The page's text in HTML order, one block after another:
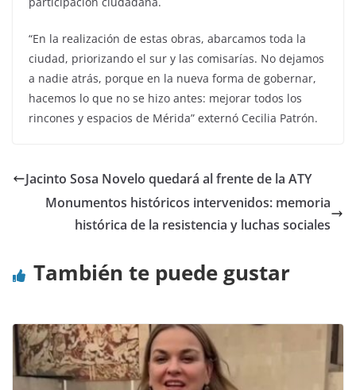
“En la realización de estas obras, abarcamos toda la
ciudad, priorizando el sur y las comisarías. No dejamos
a nadie atrás, porque en la nueva forma de gobernar,
hacemos lo que no se hizo antes: mejorar todos los
rincones y espacios de Mérida” externó Cecilia Patrón.
Jacinto Sosa Novelo quedará al frente de la ATY
Monumentos históricos intervenidos: memoria
histórica de la resistencia y luchas sociales
También te puede gustar